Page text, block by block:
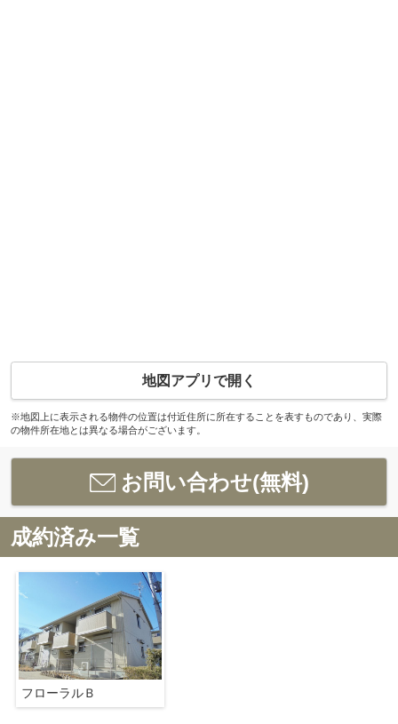
地図アプリで開く
※地図上に表示される物件の位置は付近住所に所在することを表すものであり、実際
の物件所在地とは異なる場合がございます。
お問い合わせ(無料)
成約済み一覧
フローラルＢ